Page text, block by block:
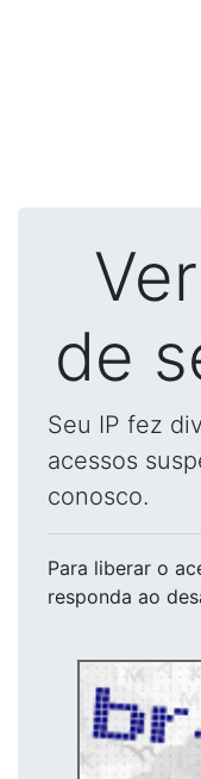
de
Seu IP fez
acessos
conosco.
Para liberar o
responda ao